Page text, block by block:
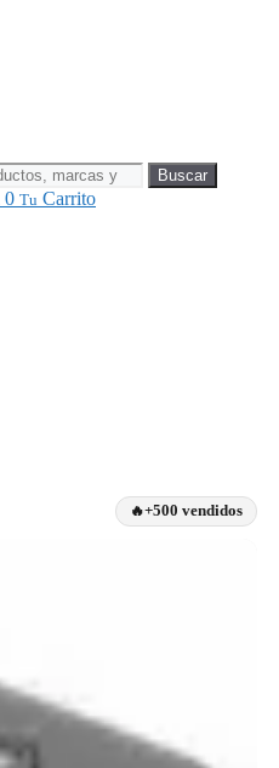
Buscar
0 Tu Carrito
+500 vendidos